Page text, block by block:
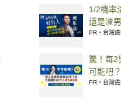
1/2機率
還是渣
PR・台灣
驚！每2
可能吧？
PR・台灣